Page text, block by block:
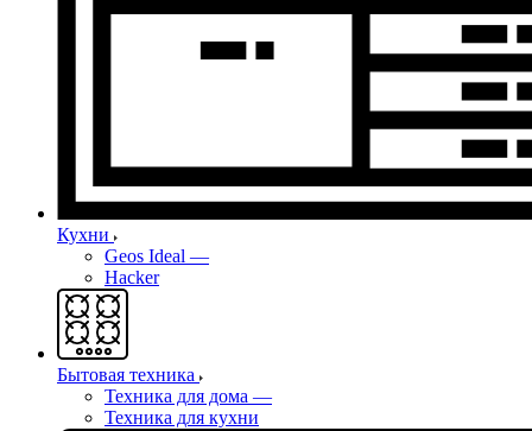
Кухни
Geos Ideal —
Hacker
Бытовая техника
Техника для дома —
Техника для кухни